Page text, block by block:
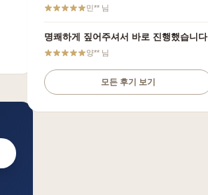
민** 님
명쾌하게 짚어주셔서 바로 진행했습니다
양** 님
모든 후기 보기